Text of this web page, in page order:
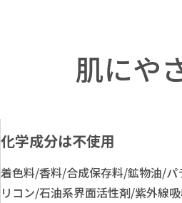
肌にや
化学成分は不使用
着色料/香料/合成保存料/鉱物油/パ
リコン/石油系界面活性剤/紫外線